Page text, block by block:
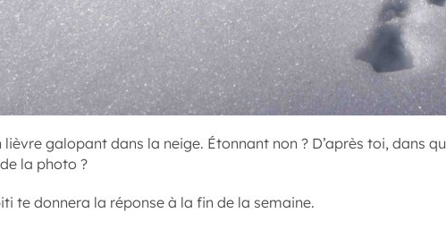
lièvre galopant dans la neige. Étonnant non ? D’après toi, dans
la photo ?
te donnera la réponse à la fin de la semaine.